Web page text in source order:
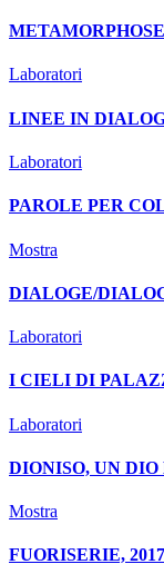
Laboratori
LINEE IN
Laboratori
PAROLE PER
Mostra
DIALOGE/
Laboratori
I CIELI DI
Laboratori
DIONISO, UN
Mostra
FUORISERIE, 2017